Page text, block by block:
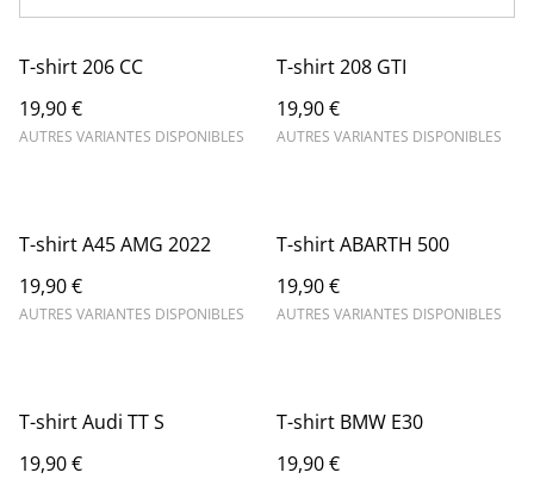
T-shirt 206 CC
19,90 €
AUTRES VARIANTES DISPONIBLES
T-shirt 208 GTI
19,90 €
AUTRES VARIANTES DISPONIBLES
T-shirt A45 AMG 2022
19,90 €
AUTRES VARIANTES DISPONIBLES
T-shirt ABARTH 500
19,90 €
AUTRES VARIANTES DISPONIBLES
T-shirt Audi TT S
19,90 €
T-shirt BMW E30
19,90 €